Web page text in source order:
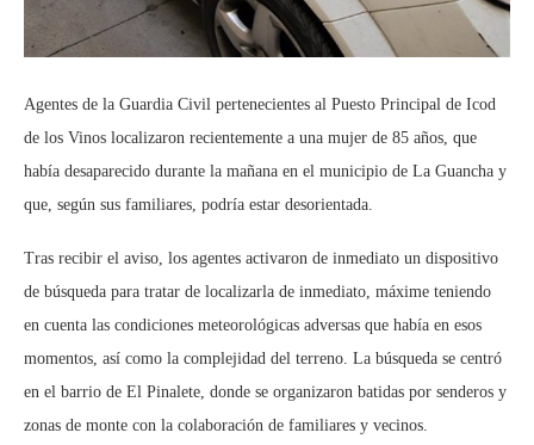
Agentes de la Guardia Civil pertenecientes al Puesto Principal de Icod
de los Vinos localizaron recientemente a una mujer de 85 años, que
había desaparecido durante la mañana en el municipio de La Guancha y
que, según sus familiares, podría estar desorientada.
Tras recibir el aviso, los agentes activaron de inmediato un dispositivo
de búsqueda para tratar de localizarla de inmediato, máxime teniendo
en cuenta las condiciones meteorológicas adversas que había en esos
momentos, así como la complejidad del terreno. La búsqueda se centró
en el barrio de El Pinalete, donde se organizaron batidas por senderos y
zonas de monte con la colaboración de familiares y vecinos.